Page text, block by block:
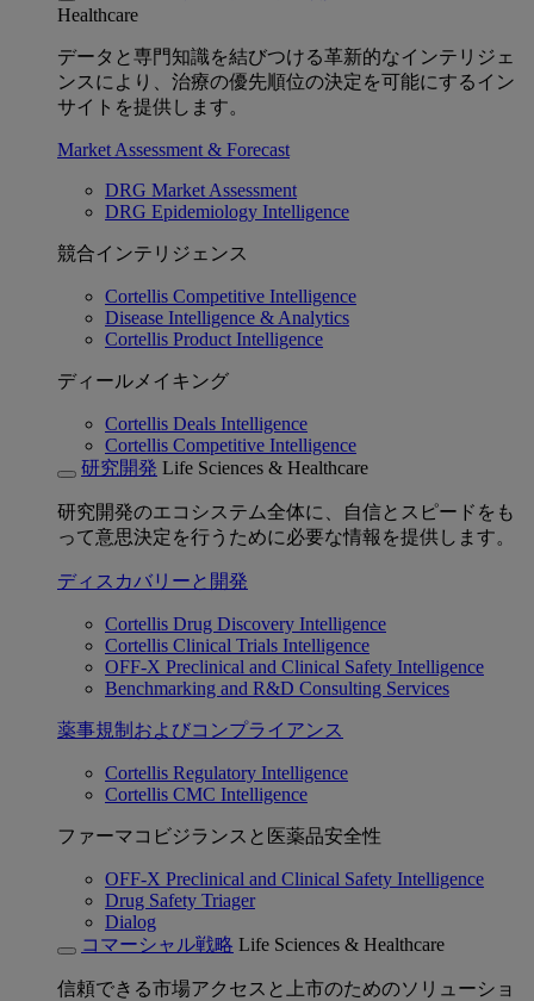
Healthcare
データと専門知識を結びつける革新的なインテリジェ
ンスにより、治療の優先順位の決定を可能にするイン
サイトを提供します。
Market Assessment & Forecast
DRG Market Assessment
DRG Epidemiology Intelligence
競合インテリジェンス
Cortellis Competitive Intelligence
Disease Intelligence & Analytics
Cortellis Product Intelligence
ディールメイキング
Cortellis Deals Intelligence
Cortellis Competitive Intelligence
研究開発 Life Sciences & Healthcare
研究開発のエコシステム全体に、自信とスピードをも
って意思決定を行うために必要な情報を提供します。
ディスカバリーと開発
Cortellis Drug Discovery Intelligence
Cortellis Clinical Trials Intelligence
OFF-X Preclinical and Clinical Safety Intelligence
Benchmarking and R&D Consulting Services
薬事規制およびコンプライアンス
Cortellis Regulatory Intelligence
Cortellis CMC Intelligence
ファーマコビジランスと医薬品安全性
OFF-X Preclinical and Clinical Safety Intelligence
Drug Safety Triager
Dialog
コマーシャル戦略 Life Sciences & Healthcare
信頼できる市場アクセスと上市のためのソリューショ